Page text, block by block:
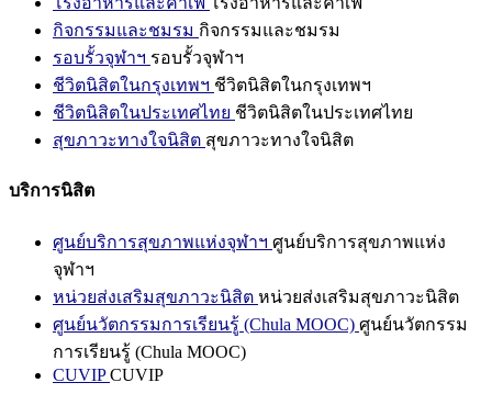
กิจกรรมและชมรม กิจกรรมและชมรม
รอบรั้วจุฬาฯ รอบรั้วจุฬาฯ
ชีวิตนิสิตในกรุงเทพฯ ชีวิตนิสิตในกรุงเทพฯ
ชีวิตนิสิตในประเทศไทย ชีวิตนิสิตในประเทศไทย
สุขภาวะทางใจนิสิต สุขภาวะทางใจนิสิต
บริการนิสิต
ศูนย์บริการสุขภาพแห่งจุฬาฯ ศูนย์บริการสุขภาพแห่ง
จุฬาฯ
หน่วยส่งเสริมสุขภาวะนิสิต หน่วยส่งเสริมสุขภาวะนิสิต
ศูนย์นวัตกรรมการเรียนรู้ (Chula MOOC) ศูนย์นวัตกรรม
การเรียนรู้ (Chula MOOC)
CUVIPCUVIP